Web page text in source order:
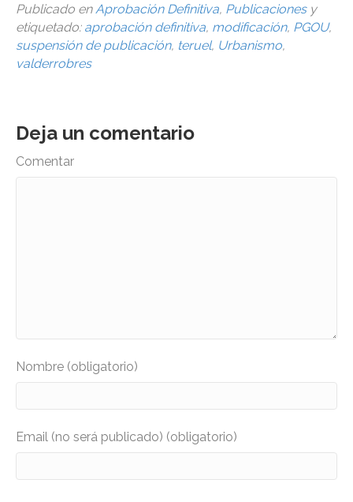
Publicado en Aprobación Definitiva, Publicacionesy
etiquetado: aprobación definitiva, modificación, PGOU,
suspensión de publicación, teruel, Urbanismo,
valderrobres
Deja un comentario
Comentar
Nombre (obligatorio)
Email (no será publicado) (obligatorio)